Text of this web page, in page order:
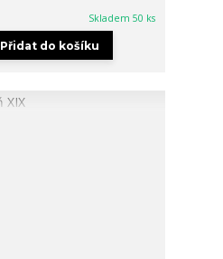
Skladem 50 ks
Přidat do košíku